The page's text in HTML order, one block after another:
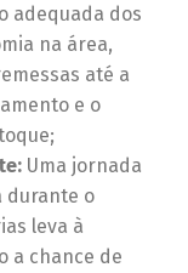
adequada dos
na área,
até a
e o
Uma jornada
durante o
leva à
a chance de